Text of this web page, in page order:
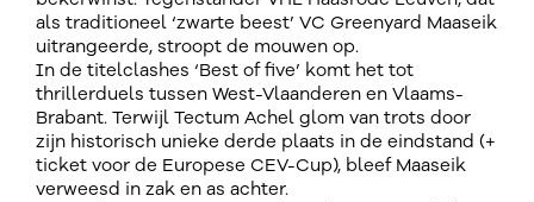
als traditioneel ‘zwarte beest’ VC Greenyard Maaseik
uitrangeerde, stroopt de mouwen op.
In de titelclashes ‘Best of five’ komt het tot
thrillerduels tussen West-Vlaanderen en Vlaams-
Brabant. Terwijl Tectum Achel glom van trots door
zijn historisch unieke derde plaats in de eindstand (+
ticket voor de Europese CEV-Cup), bleef Maaseik
verweesd in zak en as achter.